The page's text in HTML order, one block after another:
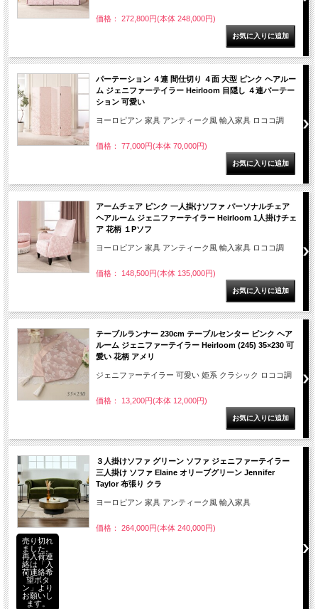
価格： 272,800円(本体 248,000円)
パーテーション ４連 間仕切り ４面 大型 ピンク ヘアルー
ム ジェニファーテイラー Heirloom 目隠し ４連パーテー
ション 可愛い
ヨーロピアン 家具 アンティーク風 輸入家具 ロココ調
価格： 77,000円(本体 70,000円)
アームチェア ピンク 一人掛けソファ パーソナルチェア
ヘアルーム ジェニファーテイラー Heirloom 1人掛けチェ
ア 花柄 １Pソフ
ヨーロピアン 家具 アンティーク風 輸入家具 ロココ調
価格： 148,500円(本体 135,000円)
テーブルランナー 230cm テーブルセンター ピンク ヘア
ルーム ジェニファーテイラー Heirloom (245) 35×230 可
愛い 花柄 アメリ
ジェニファーテイラー 可愛い 姫系 クラシック ロココ調
価格： 13,200円(本体 12,000円)
３人掛けソファ グリーン ソファ ジェニファーテイラー
三人掛け ソファ Elaine オリーブグリーン Jennifer
Taylor 布張り クラ
ヨーロピアン 家具 アンティーク風 輸入家具
価格： 264,000円(本体 240,000円)
売り切れ
ました。
再入荷連
絡は「入
荷連絡希
望ボタ
ン」より
お願いし
ます。